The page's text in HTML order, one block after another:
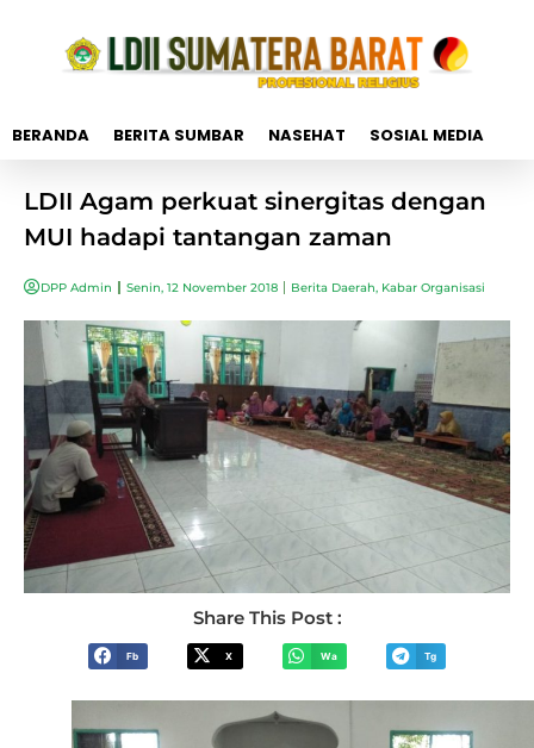
BERANDA BERITA SUMBAR NASEHAT SOSIAL MEDIA
LDII Agam perkuat sinergitas dengan
MUI hadapi tantangan zaman
DPP Admin Senin, 12 November 2018 Berita Daerah, Kabar Organisasi
Share This Post :
Fb X Wa Tg